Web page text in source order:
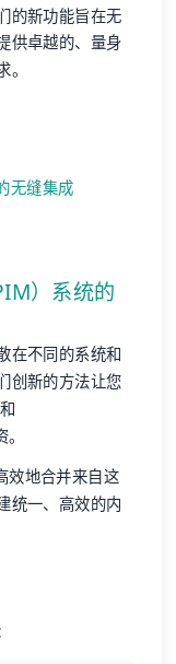
的新功能旨在无
供卓越的、量身
无缝集成
）系统的
在不同的系统和
创新的方法让您
和
效地合并来自这
统一、高效的内